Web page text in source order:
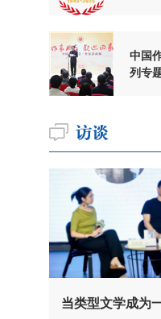
中国
列专
当类型文学成为